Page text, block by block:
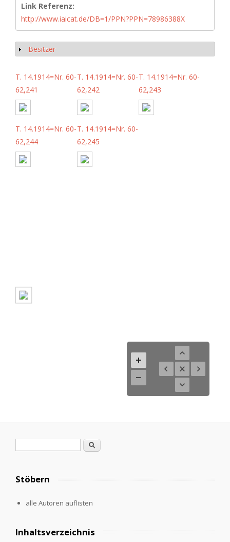
Link Referenz:
http://www.iaicat.de/DB=1/PPN?PPN=78986388X
Show
Besitzer
T. 14.1914=Nr. 60-
62,241
T. 14.1914=Nr. 60-
62,242
T. 14.1914=Nr. 60-
62,243
T. 14.1914=Nr. 60-
62,244
T. 14.1914=Nr. 60-
62,245
Search
Stöbern
alle Autoren auflisten
Inhaltsverzeichnis